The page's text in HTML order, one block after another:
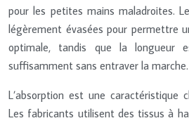
pour les petites mains maladroites.
légèrement évasées pour permettre
optimale, tandis que la longueur
suffisamment sans entraver la marche.
L’absorption est une caractéristique
Les fabricants utilisent des tissus à